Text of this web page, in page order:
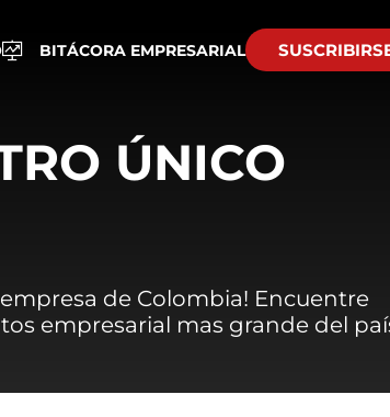
BITÁCORA EMPRESARIAL
ÚNICO
de Colombia! Encuentre
empresarial mas grande del